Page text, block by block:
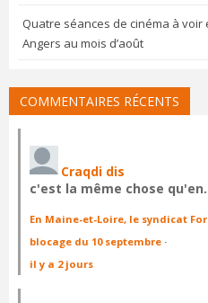
Quatre séances de cinéma à
Angers au mois d’août
COMMENTAIRES RÉCENTS
Craqdi dis
c'est la même chose
En Maine-et-Loire, le syndicat
blocage du 10 septembre ·
il y a 2 jours